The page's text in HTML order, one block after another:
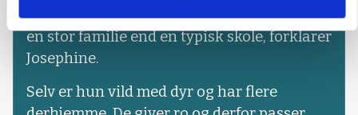
herude, fordi vi på mange punkter er mere
en stor familie end en typisk skole, forklarer
Josephine.
Selv er hun vild med dyr og har flere